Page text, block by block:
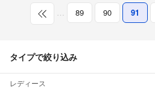
… 89 90 91
タイプで絞り込み
レディース